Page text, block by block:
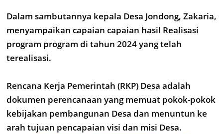
Dalam sambutannya kepala Desa Jondong, Zakaria,
menyampaikan capaian capaian hasil Realisasi
program program di tahun 2024 yang telah
terealisasi.
Rencana Kerja Pemerintah (RKP) Desa adalah
dokumen perencanaan yang memuat pokok-pokok
kebijakan pembangunan Desa dan menuntun ke
arah tujuan pencapaian visi dan misi Desa.